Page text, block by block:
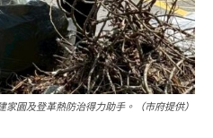
園及登革熱防治得力助手。（市府提供）